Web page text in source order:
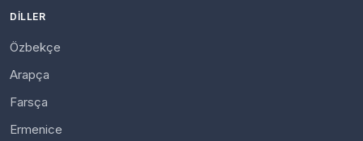
DILLER
Özbekçe
Arapça
Farsça
Ermenice